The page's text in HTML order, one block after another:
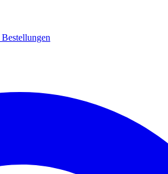
Bestellungen